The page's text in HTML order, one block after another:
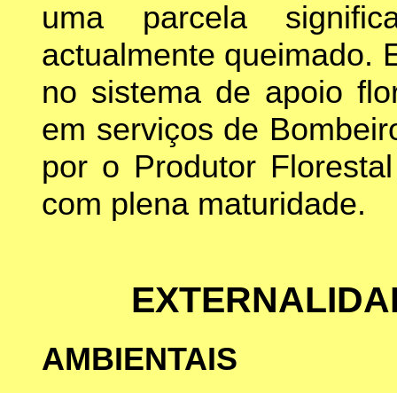
uma parcela
actualmente queimado.
no sistema de apoio
em serviços de
por o Produtor
com plena maturidade.
AMBIENTAIS